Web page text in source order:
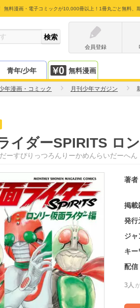
無料漫画・電子コミックが10,000冊以上！1冊丸ごと無料、
会員登録
青年/少年 無料漫画
年漫画・コミック 月刊少年マガジン
イダーSPIRITS ロ
ーすぴりっつろんりーかめんらいだーへん
著者
掲載
発行
ジャ
キー
配信
3人